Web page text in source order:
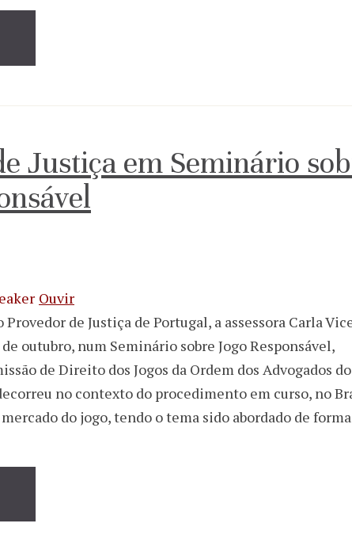
Justiça em Seminário
Ouvir
de Justiça de Portugal, a assessora Carla
outubro, num Seminário sobre Jogo Responsável,
de Direito dos Jogos da Ordem dos Advogados do
no contexto do procedimento em curso, no
do jogo, tendo o tema sido abordado de